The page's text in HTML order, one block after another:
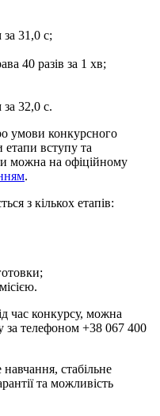
31,0 c;
40 разів за 1 хв;
32,0 c.
умови конкурсного
етапи вступу та
можна на офіційному
.
з кількох етапів:
час конкурсу, можна
за телефоном +38 067 400
стабільне
та можливість